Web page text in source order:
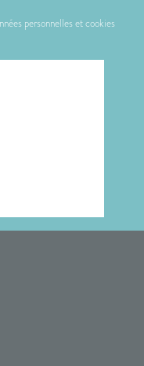
personnelles et cookies